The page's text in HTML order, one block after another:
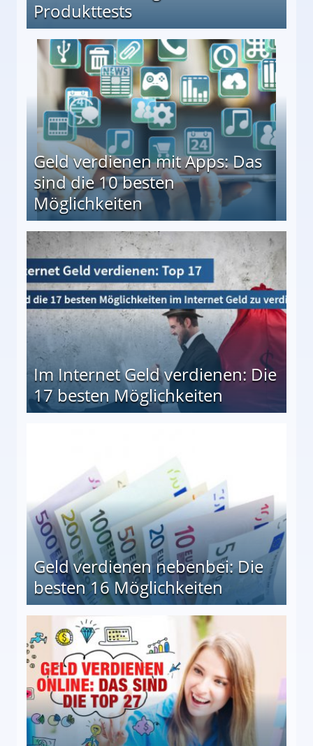
Produkttests
↻ Täglich neue Produkttests
Geld verdienen mit Apps: Das
sind die 10 besten
Möglichkeiten
besten Möglichkeiten
Im Internet Geld verdienen: Die
17 besten Möglichkeiten
Geld verdienen nebenbei: Die
besten 16 Möglichkeiten